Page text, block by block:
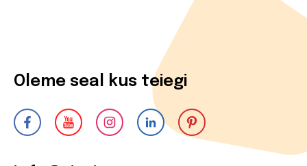
Oleme seal kus teiegi